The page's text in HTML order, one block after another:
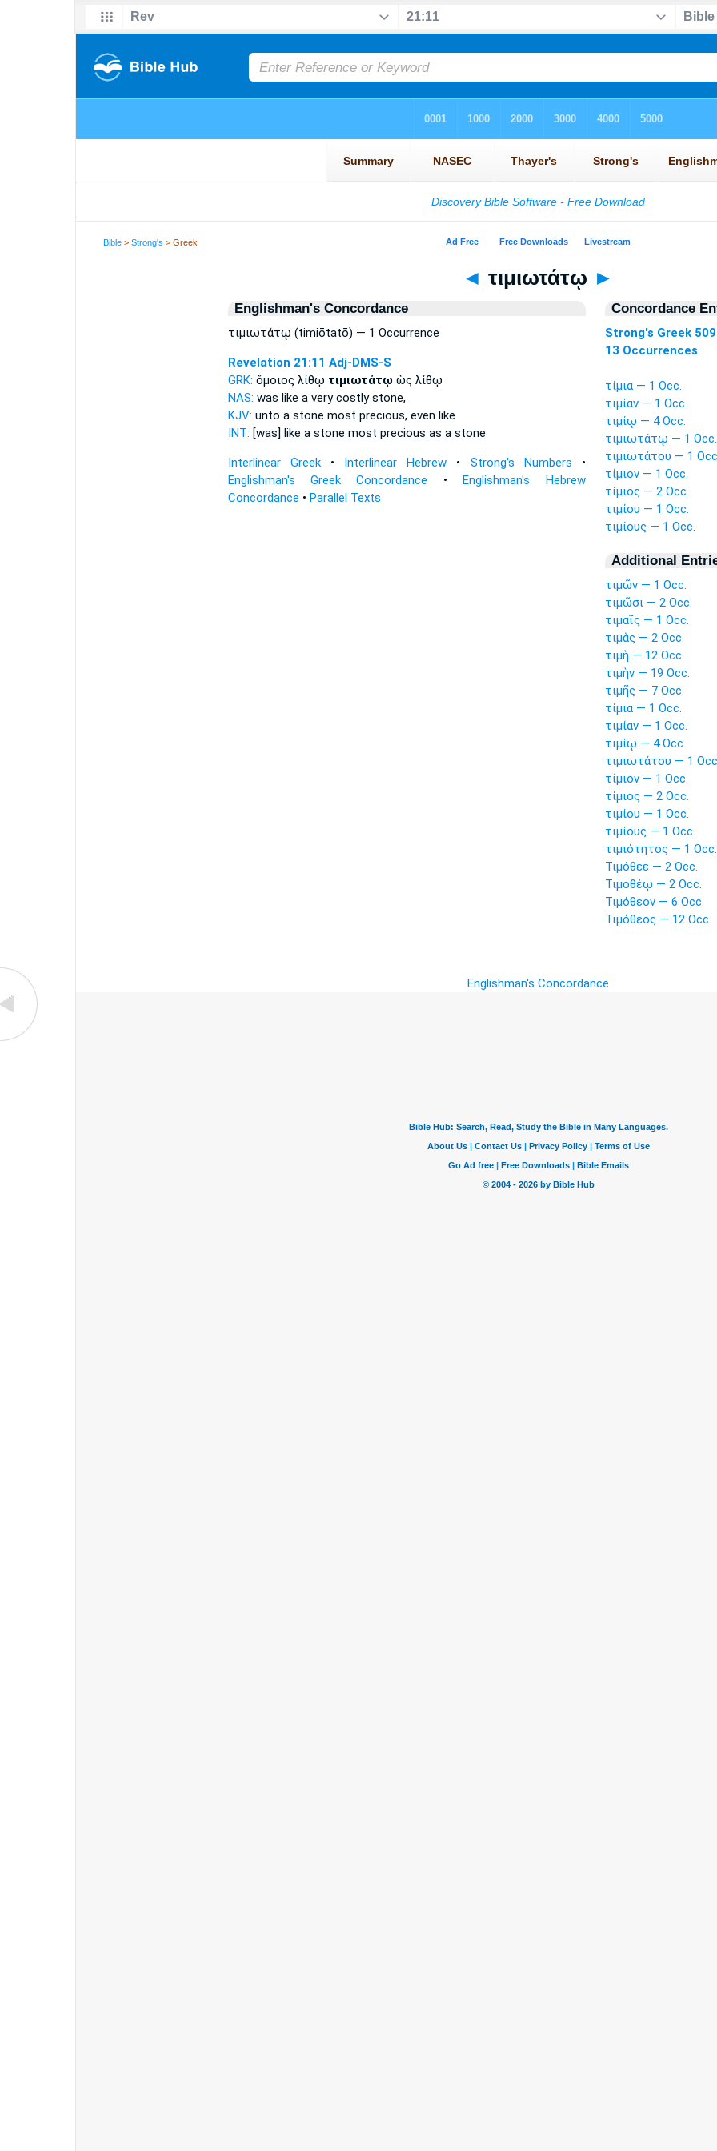
Bible >Strong's > Greek
◄ τιμιωτάτῳ ►
Englishman's Concordance
τιμιωτάτῳ (timiōtatō) — 1 Occurrence
Revelation 21:11 Adj-DMS-S
GRK: ὅμοιος λίθῳ τιμιωτάτῳ ὡς λίθῳ
NAS: was like a very costlystone,
KJV: unto a stone most precious,even like
INT: [was] like a stone most precious as a stone
Interlinear Greek• Interlinear Hebrew • Strong's Numbers •
Englishman's Greek Concordance •Englishman's Hebrew
Concordance • Parallel Texts
Concordance
Strong's Greek
13 Occurrences
τίμια — 1 Occ.
τιμίαν — 1 Occ.
τιμίῳ — 4 Occ.
τιμιωτάτῳ — 1 Occ.
τιμιωτάτου — 1
τίμιον — 1 Occ.
τίμιος — 2 Occ.
τιμίου — 1 Occ.
τιμίους — 1 Occ.
Additional
τιμῶν — 1 Occ.
τιμῶσι — 2 Occ.
τιμαῖς — 1 Occ.
τιμὰς — 2 Occ.
τιμὴ — 12 Occ.
τιμὴν — 19 Occ.
τιμῆς — 7 Occ.
τίμια — 1 Occ.
τιμίαν — 1 Occ.
τιμίῳ — 4 Occ.
τιμιωτάτου — 1
τίμιον — 1 Occ.
τίμιος — 2 Occ.
τιμίου — 1 Occ.
τιμίους — 1 Occ.
τιμιότητος — 1 Occ.
Τιμόθεε — 2 Occ.
Τιμοθέῳ — 2 Occ.
Τιμόθεον — 6 Occ.
Τιμόθεος — 12 Occ.
Englishman's Concordance